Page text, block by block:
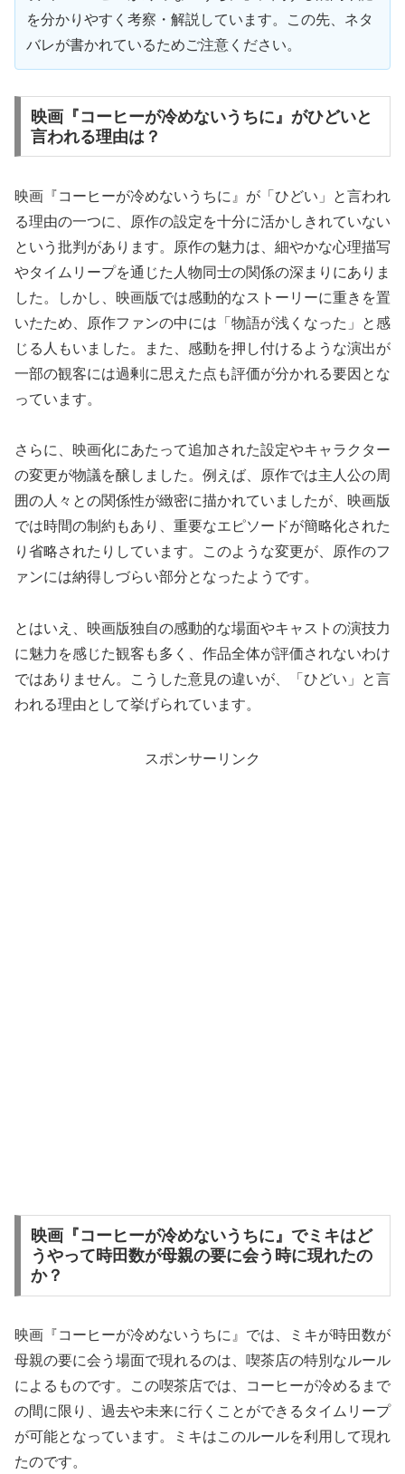
を分かりやすく考察・解説しています。この先、ネタ
バレが書かれているためご注意ください。
映画『コーヒーが冷めないうちに』がひどいと
言われる理由は？
映画『コーヒーが冷めないうちに』が「ひどい」と言われ
る理由の一つに、原作の設定を十分に活かしきれていない
という批判があります。原作の魅力は、細やかな心理描写
やタイムリープを通じた人物同士の関係の深まりにありま
した。しかし、映画版では感動的なストーリーに重きを置
いたため、原作ファンの中には「物語が浅くなった」と感
じる人もいました。また、感動を押し付けるような演出が
一部の観客には過剰に思えた点も評価が分かれる要因とな
っています。
さらに、映画化にあたって追加された設定やキャラクター
の変更が物議を醸しました。例えば、原作では主人公の周
囲の人々との関係性が緻密に描かれていましたが、映画版
では時間の制約もあり、重要なエピソードが簡略化された
り省略されたりしています。このような変更が、原作のフ
ァンには納得しづらい部分となったようです。
とはいえ、映画版独自の感動的な場面やキャストの演技力
に魅力を感じた観客も多く、作品全体が評価されないわけ
ではありません。こうした意見の違いが、「ひどい」と言
われる理由として挙げられています。
スポンサーリンク
映画『コーヒーが冷めないうちに』でミキはど
うやって時田数が母親の要に会う時に現れたの
か？
映画『コーヒーが冷めないうちに』では、ミキが時田数が
母親の要に会う場面で現れるのは、喫茶店の特別なルール
によるものです。この喫茶店では、コーヒーが冷めるまで
の間に限り、過去や未来に行くことができるタイムリープ
が可能となっています。ミキはこのルールを利用して現れ
たのです。